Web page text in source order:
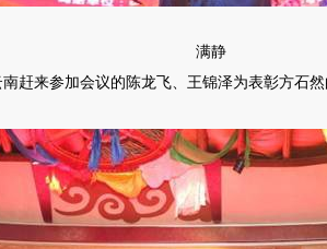
满静
赶来参加会议的陈龙飞、王锦泽为表彰方石